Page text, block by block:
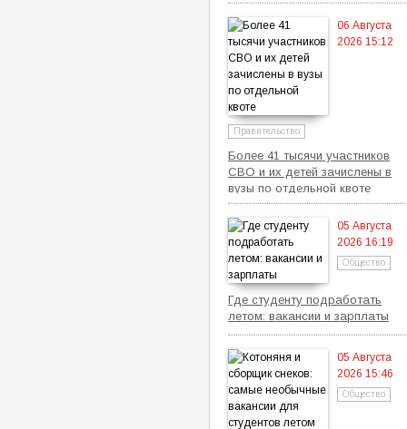
06 Августа
2026 15:12
Правительство
Более 41 тысячи участников
СВО и их детей зачислены в
вузы по отдельной квоте
05 Августа
2026 16:19
Общество
Где студенту подработать
летом: вакансии и зарплаты
05 Августа
2026 15:46
Общество